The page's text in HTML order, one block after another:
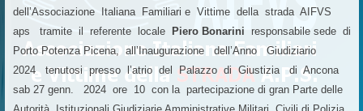
dell’Associazione Italiana Familiari e Vittime della strada AIFVS
aps tramite il referente locale
Piero Bonarini responsabile sede di
Porto Potenza Picena, all’Inaugurazione dell’Anno Giudiziario
2024 tenutosi presso l’atrio del Palazzo di Giustizia di Ancona
sab 27 genn. 2024 ore 10 con la partecipazione di gran Parte delle